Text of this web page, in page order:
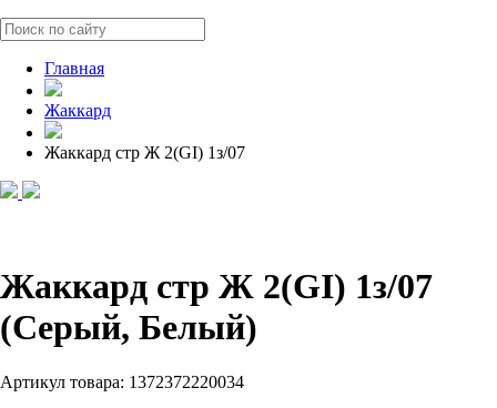
Главная
Жаккард
Жаккард стр Ж 2(GI) 1з/07
Жаккард стр Ж 2(GI) 1з/07
(Серый, Белый)
Артикул товара: 1372372220034